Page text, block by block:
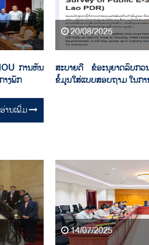
ການຫັນ
າງພັກ
ອ່ານ​ເພີ່ມ
20/08/2025
ສະບາຍດີ ຂໍອະນຸຍາດລົບກ
ຂໍ້ມູນໃສ່ແບບສອບຖາມ ໃນກາ
ທາງເອເລັກໂຕນິກ ຂອງ ສປ
14/07/2025